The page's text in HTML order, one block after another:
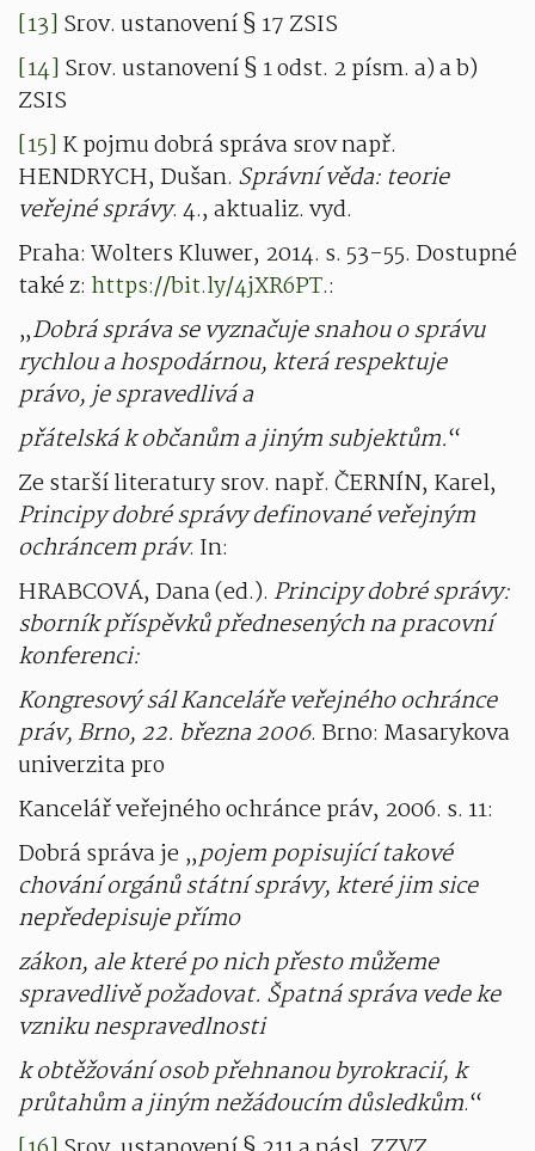
[13] Srov. ustanovení § 17 ZSIS
[14] Srov. ustanovení § 1 odst. 2 písm. a) a b)
ZSIS
[15] K pojmu dobrá správa srov např.
HENDRYCH, Dušan. Správní věda: teorie
veřejné správy. 4., aktualiz. vyd.
Praha: Wolters Kluwer, 2014. s. 53-55. Dostupné
také z: https://bit.ly/4jXR6PT.:
„Dobrá správa se vyznačuje snahou o správu
rychlou a hospodárnou, která respektuje
právo, je spravedlivá a
přátelská k občanům a jiným subjektům.“
Ze starší literatury srov. např. ČERNÍN, Karel,
Principy dobré správy definované veřejným
ochráncem práv. In:
HRABCOVÁ, Dana (ed.). Principy dobré správy:
sborník příspěvků přednesených na pracovní
konferenci:
Kongresový sál Kanceláře veřejného ochránce
práv, Brno, 22. března 2006. Brno: Masarykova
univerzita pro
Kancelář veřejného ochránce práv, 2006. s. 11:
Dobrá správa je „pojem popisující takové
chování orgánů státní správy, které jim sice
nepředepisuje přímo
zákon, ale které po nich přesto můžeme
spravedlivě požadovat. Špatná správa vede ke
vzniku nespravedlnosti
k obtěžování osob přehnanou byrokracií, k
průtahům a jiným nežádoucím důsledkům.“